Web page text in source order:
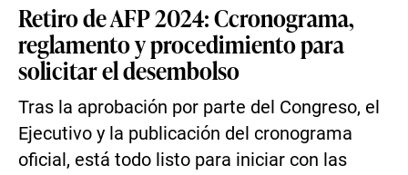
Retiro de AFP 2024: Ccronograma,
reglamento y procedimiento para
solicitar el desembolso
Tras la aprobación por parte del Congreso, el
Ejecutivo y la publicación del cronograma
oficial, está todo listo para iniciar con las